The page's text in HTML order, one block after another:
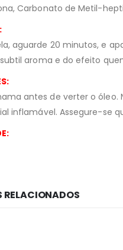
Carbonato de Metil-
aguarde 20 minutos, e
aroma e do efeito
antes de verter o
inflamável. Assegure-se
RELACIONADOS